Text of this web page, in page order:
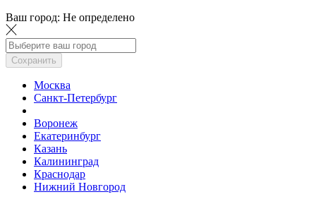
Ваш город: Не определено
Сохранить
Москва
Санкт-Петербург
Воронеж
Екатеринбург
Казань
Калининград
Краснодар
Нижний Новгород